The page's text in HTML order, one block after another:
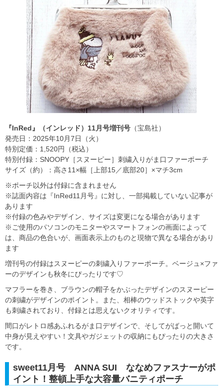
『InRed』（インレッド）11月号増刊号 （宝島社）
発売日：2025年10月7日（火）
特別定価：1,520円（税込）
特別付録：SNOOPY［スヌーピー］刺繍入りがま口ファーポーチ
サイズ（約）：高さ11×幅［上部15／底部20］×マチ3cm
※ポーチ以外は付録に含まれません
※誌面内容は『InRed11月号』に対し、一部掲載していない記事が
あります
※付録の色みやデザイン、サイズは変更になる場合があります
※ご使用のパソコンのモニターやスマートフォンの画面によって
は、商品の色合いが、画面表示上のものと現物で異なる場合があり
ます
増刊号の付録はスヌーピーの刺繍入りファーポーチ。ベージュ×ファ
ーのデザインも秋冬にぴったりです♡
マフラーを巻き、ブラウンの帽子をかぶったデザインのスヌーピー
の刺繍がデザインのポイント。また、相棒のウッドストックや英字
も刺繍されており、付録とは思えないクオリティです。
間口がレトロ感あふれるがま口デザインで、そしてがばっと開いて
中身が見えやすい！文具やガジェットの収納にもぴったりの大きさ
です。
sweet11月号 ANNA SUI ななめファスナーがポ
イント！整頓上手な大容量バニティポーチ